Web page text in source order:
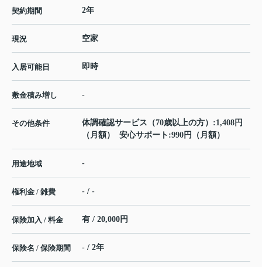
契約期間 2年
現況 空家
入居可能日 即時
敷金積み増し -
その他条件
体調確認サービス（70歳以上の方）:1,408円
（月額） 安心サポート:990円（月額）
用途地域 -
権利金 / 雑費 - / -
保険加入 / 料金 有 / 20,000円
保険名 / 保険期間 - / 2年